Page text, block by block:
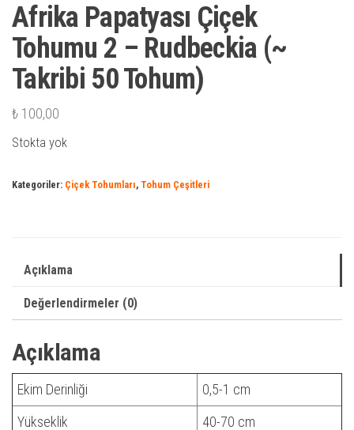
Afrika Papatyası Çiçek
Tohumu 2 – Rudbeckia (~
Takribi 50 Tohum)
₺ 100,00
Stokta yok
Kategoriler: Çiçek Tohumları, Tohum Çeşitleri
Açıklama
Değerlendirmeler (0)
Açıklama
Ekim Derinliği
0,5-1 cm
Yükseklik
40-70 cm